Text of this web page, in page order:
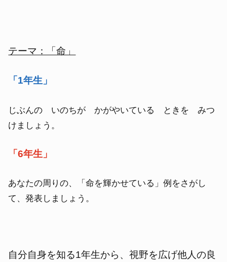
テーマ：「命」
「1年生」
じぶんの いのちが かがやいている ときを みつ
けましょう。
「6年生」
あなたの周りの、「命を輝かせている」例をさがし
て、発表しましょう。
自分自身を知る1年生から、視野を広げ他人の良